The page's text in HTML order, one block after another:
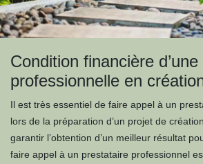
Condition financière
professionnelle en
Il est très essentiel de faire appel à un
lors de la préparation d’un projet de
garantir l’obtention d’un meilleur résultat
faire appel à un prestataire professionnel